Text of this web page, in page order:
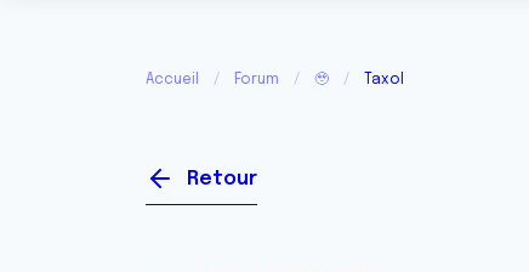
Accueil Forum 🥹 Taxol
Retour